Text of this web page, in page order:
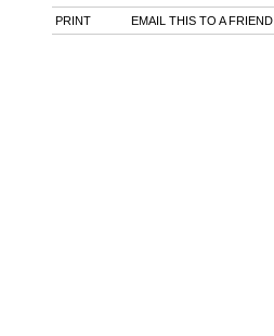
PRINT EMAIL THIS TO A FRIEND